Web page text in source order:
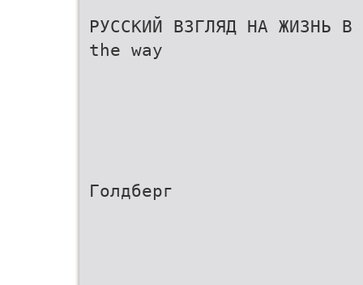
РУССКИЙ ВЗГЛЯД НА ЖИЗНЬ В
the way
Голдберг